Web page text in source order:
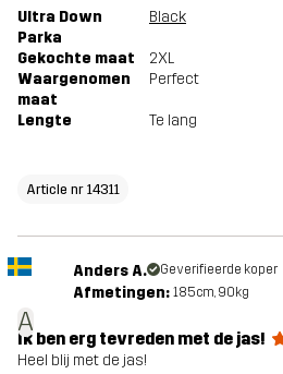
Ultra Down
Parka
Black
Gekochte maat
2XL
Waargenomen
maat
Perfect
Lengte Te lang
Article nr 14311
A
Anders A. Geverifieerde koper
Afmetingen: 185cm, 90kg
Ik ben erg tevreden met de jas!
Heel blij met de jas!